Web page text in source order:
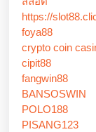
https://
foya88
crypto coin
cipit88
fangwin88
BANSOSWIN
POLO188
PISANG123